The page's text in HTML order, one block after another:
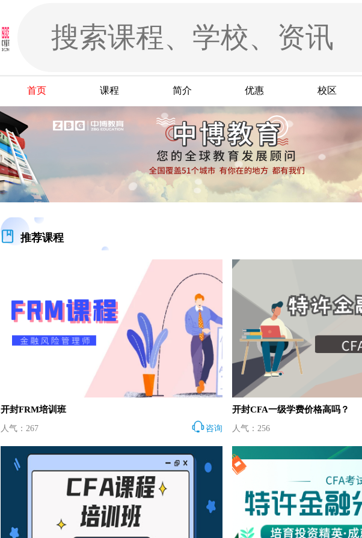
首页 课程 简介 优惠 校区
推荐课程
开封FRM培训班
人气：267 咨询
开封CFA一级学费价格高吗？
人气：256